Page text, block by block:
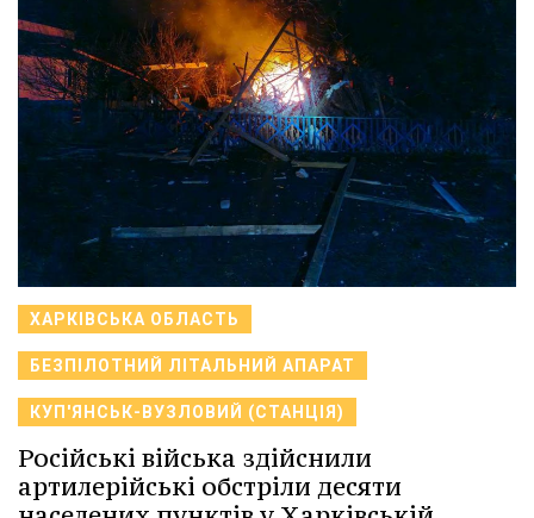
ХАРКІВСЬКА ОБЛАСТЬ
БЕЗПІЛОТНИЙ ЛІТАЛЬНИЙ АПАРАТ
КУП'ЯНСЬК-ВУЗЛОВИЙ (СТАНЦІЯ)
Російські війська здійснили
артилерійські обстріли десяти